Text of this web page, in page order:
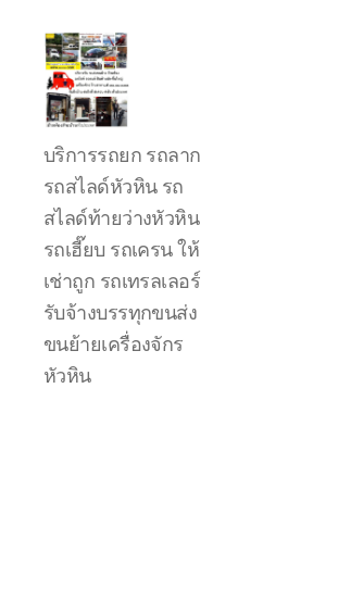
ลาก
รถ
สไลด์
เขต
หัวหิน
24
ชั่วโมง
ติดต่อ
โทร
บริการรถยก รถลาก
รถสไลด์หัวหิน รถ
สไลด์ท้ายว่างหัวหิน
รถเฮี๊ยบ รถเครน ให้
เช่าถูก รถเทรลเลอร์
รับจ้างบรรทุกขนส่ง
ขนย้ายเครื่องจักร
หัวหิน